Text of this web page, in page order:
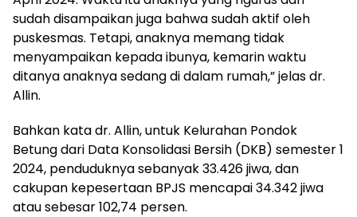
sudah disampaikan juga bahwa sudah aktif oleh
puskesmas. Tetapi, anaknya memang tidak
menyampaikan kepada ibunya, kemarin waktu
ditanya anaknya sedang di dalam rumah,” jelas dr.
Allin.
Bahkan kata dr. Allin, untuk Kelurahan Pondok
Betung dari Data Konsolidasi Bersih (DKB) semester 1
2024, penduduknya sebanyak 33.426 jiwa, dan
cakupan kepesertaan BPJS mencapai 34.342 jiwa
atau sebesar 102,74 persen.